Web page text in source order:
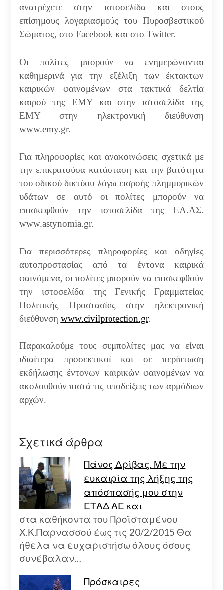
ανατρέχετε στην ιστοσελίδα και στους
επίσημους λογαριασμούς του Πυροσβεστικού
Σώματος, στο Facebook και στο Twitter.
Οι πολίτες μπορούν να ενημερώνονται
καθημερινά για την εξέλιξη των έκτακτων
καιρικών φαινομένων στα τακτικά δελτία
καιρού της ΕΜΥ και στην ιστοσελίδα της
ΕΜΥ στην ηλεκτρονική διεύθυνση
www.emy.gr.
Για πληροφορίες και ανακοινώσεις σχετικά με
την επικρατούσα κατάσταση και την βατότητα
του οδικού δικτύου λόγω εισροής πλημμυρικών
υδάτων σε αυτό οι πολίτες μπορούν να
επισκεφθούν την ιστοσελίδα της ΕΛ.ΑΣ.
www.astynomia.gr.
Για περισσότερες πληροφορίες και οδηγίες
αυτοπροστασίας από τα έντονα καιρικά
φαινόμενα, οι πολίτες μπορούν να επισκεφθούν
την ιστοσελίδα της Γενικής Γραμματείας
Πολιτικής Προστασίας στην ηλεκτρονική
διεύθυνση www.civilprotection.gr.
Παρακαλούμε τους συμπολίτες μας να είναι
ιδιαίτερα προσεκτικοί και σε περίπτωση
εκδήλωσης έντονων καιρικών φαινομένων να
ακολουθούν πιστά τις υποδείξεις των αρμόδιων
αρχών.
Σχετικά άρθρα
Πάνος Δρίβας. Με την
ευκαιρία της λήξης της
απόσπασής μου στην
ΕΤΑΔ ΑΕ και
στα καθήκοντα του Προϊσταμένου
Χ.Κ.Παρνασσού έως τις 20/2/2015 Θα
ήθελα να ευχαριστήσω όλους όσους
συνέβαλαν…
Πρόσκαιρες